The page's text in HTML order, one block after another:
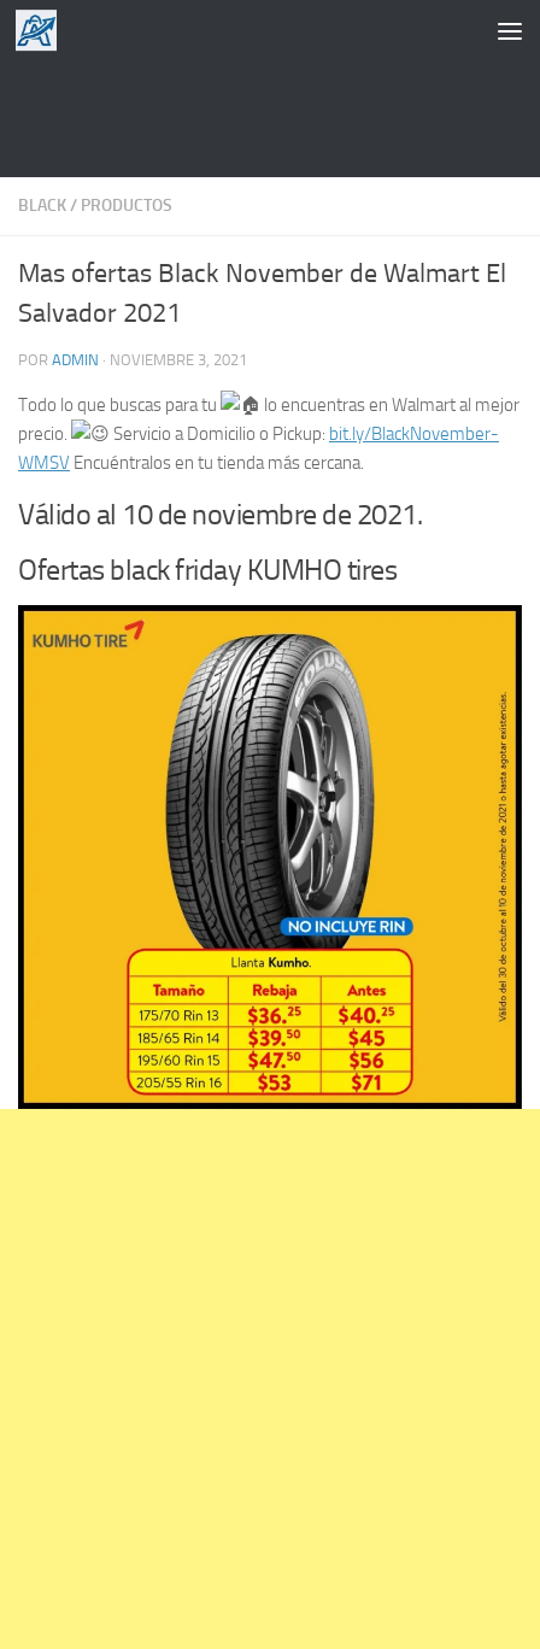
Saltar al contenido
BLACK/ PRODUCTOS
Mas ofertas Black November de Walmart El
Salvador 2021
POR ADMIN · NOVIEMBRE 3, 2021
Todo lo que buscas para tu
lo encuentras en Walmart al mejor
precio.
Servicio a Domicilio o Pickup: bit.ly/BlackNovember-
WMSV Encuéntralos en tu tienda más cercana.
Válido al 10 de noviembre de 2021.
Ofertas black friday KUMHO tires